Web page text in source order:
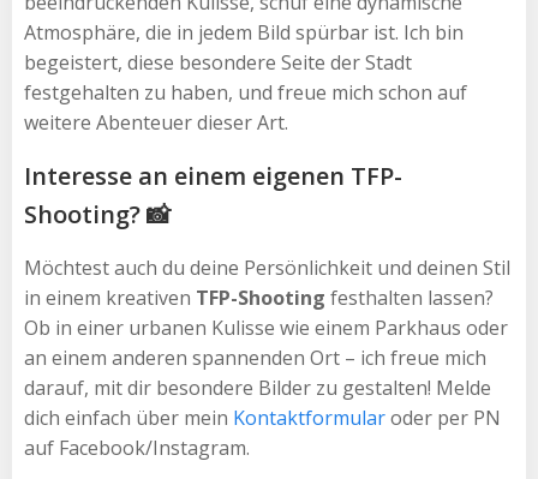
Atmosphäre, die in jedem Bild spürbar ist. Ich bin
begeistert, diese besondere Seite der Stadt
festgehalten zu haben, und freue mich schon auf
weitere Abenteuer dieser Art.
Interesse an einem eigenen TFP-
Shooting? 📸
Möchtest auch du deine Persönlichkeit und deinen Stil
in einem kreativen TFP-Shooting festhalten lassen?
Ob in einer urbanen Kulisse wie einem Parkhaus oder
an einem anderen spannenden Ort – ich freue mich
darauf, mit dir besondere Bilder zu gestalten! Melde
dich einfach über mein Kontaktformularoder per PN
auf Facebook/Instagram.